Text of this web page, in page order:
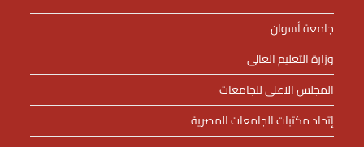
جامعة أسوان
وزارة التعليم العالى
المجلس الاعلى للجامعات
إتحاد مكتبات الجامعات المصرية